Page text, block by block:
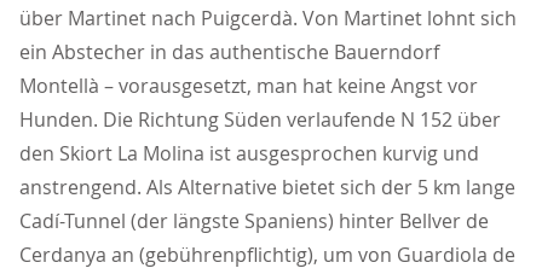
über Martinet nach Puigcerdà. Von Martinet lohnt sich
ein Abstecher in das authentische Bauerndorf
Montellà – vorausgesetzt, man hat keine Angst vor
Hunden. Die Richtung Süden verlaufende N 152 über
den Skiort La Molina ist ausgesprochen kurvig und
anstrengend. Als Alternative bietet sich der 5 km lange
Cadí-Tunnel (der längste Spaniens) hinter Bellver de
Cerdanya an (gebührenpflichtig), um von Guardiola de